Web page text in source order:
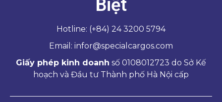
Biệt
Hotline: (+84) 24 3200 5794
Email: infor@specialcargos.com
Giấy phép kinh doanh số 0108012723 do Sở Kế
hoạch và Đầu tư Thành phố Hà Nội cấp